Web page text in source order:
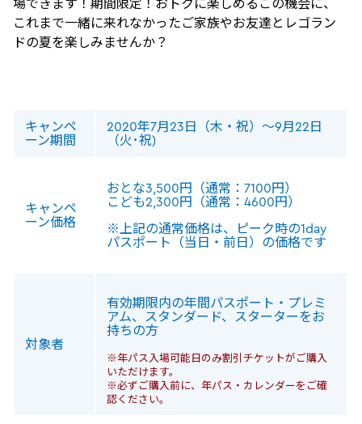
場できます！期間限定！おトクに楽しめるこの機会に、
これまで一緒に来れなかったご家族やお友達とレゴラン
ドの夏を楽しみませんか？
キャンペ
ーン期間
2020年7⽉23⽇（⽊・祝）〜9⽉22⽇
（火･祝)
キャンペ
ーン価格
おとな3,500円（通常：7100円）
こども2,300円（通常：4600円）
※上記の通常価格は、ピーク時の1day
パスポート（当日・前日）の価格です
対象者
有効期限内の年間パスポート・プレミ
アム、スタンダード、スターターをお
持ちの方
※年パス⼊場可能⽇のみ割引チケットがご購⼊
いただけます。
※必ずご購⼊前に、年パス・カレンダーをご確
認ください。